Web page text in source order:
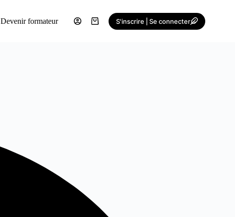
Devenir formateur
ShoppingS'inscrire | Se connecter